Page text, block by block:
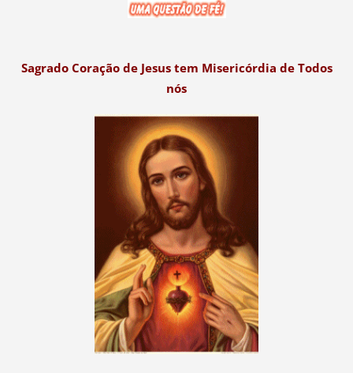
Sagrado Coração de Jesus tem Misericórdia de Todos
nós